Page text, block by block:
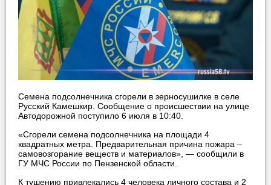
Семена подсолнечника сгорели в зерносушилке в селе
Русский Камешкир. Сообщение о происшествии на улице
Автодорожной поступило 6 июля в 10:40.
«Сгорели семена подсолнечника на площади 4
квадратных метра. Предварительная причина пожара –
самовозгорание веществ и материалов», — сообщили в
ГУ МЧС России по Пензенской области.
К тушению привлекались 4 человека личного состава и 2